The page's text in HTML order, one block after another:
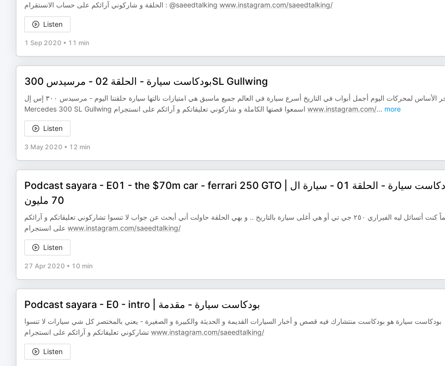
الحلقة و شاركوني آرائكم على حساب الانستقرام : @saeedtalking www.instagram.com/saeedtalking/
Listen
1 Sep 2020 • 11 min
بودكاست سيارة - الحلقة 02 - مرسيدس 300SL Gullwing
حجر الأساس لمحركات اليوم أجمل أبواب في التاريخ أسرع سيارة في العالم جميع ماسبق هي امتيازات نالتها سيارة حلقتنا اليوم - مرسيدس ٣٠٠ إس إل
www.instagram.com/... more
Listen
3 May 2020 • 12 min
Podcast sayara - E01 - the $70m car - ferrari 250 GTO | بودكاست سيارة - الحلقة 01 - سيارة ال
70 مليون
دائماً كنت أتسائل ليه الفيراري ٢٥٠ جي تي أو هي أغلى سيارة بالتاريخ .. و بهي الحلقة حاولت أني أبحث عن جواب لا تنسوا تشاركوني تعليقاتكم و آرائكم
www.instagram.com/saeedtalking/
Listen
27 Apr 2020 • 10 min
Podcast sayara - E0 - intro | بودكاست سيارة - مقدمة
بودكاست سيارة هو بودكاست منتشارك فيه قصص و أخبار السيارات القديمة و الحديثة والكبيرة و الصغيرة - يعني بالمختصر كل شي سيارات لا تنسوا
www.instagram.com/saeedtalking/
Listen